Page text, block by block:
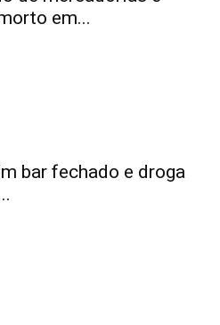
em...
bar fechado e droga